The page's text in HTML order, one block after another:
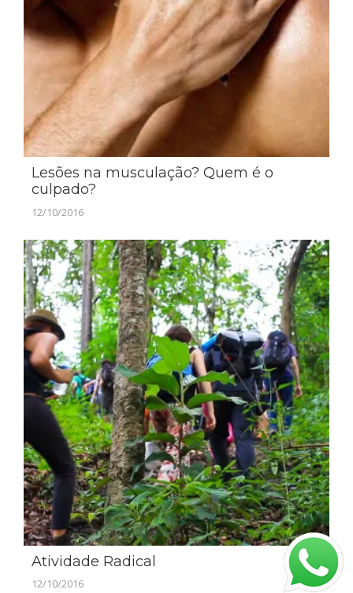
Lesões na musculação? Quem é o
culpado?
12/10/2016
Atividade Radical
12/10/2016